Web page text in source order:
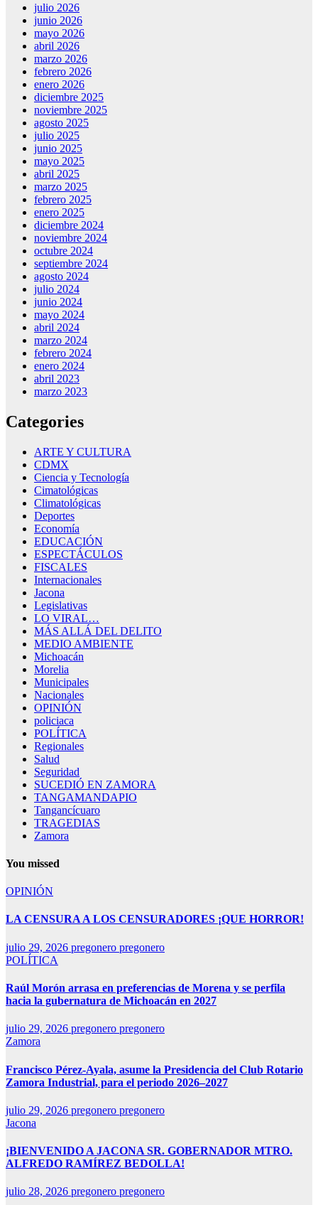
julio 2026
junio 2026
mayo 2026
abril 2026
marzo 2026
febrero 2026
enero 2026
diciembre 2025
noviembre 2025
agosto 2025
julio 2025
junio 2025
mayo 2025
abril 2025
marzo 2025
febrero 2025
enero 2025
diciembre 2024
noviembre 2024
octubre 2024
septiembre 2024
agosto 2024
julio 2024
junio 2024
mayo 2024
abril 2024
marzo 2024
febrero 2024
enero 2024
abril 2023
marzo 2023
Categories
ARTE Y CULTURA
CDMX
Ciencia y Tecnología
Cimatológicas
Climatológicas
Deportes
Economía
EDUCACIÓN
ESPECTÁCULOS
FISCALES
Internacionales
Jacona
Legislativas
LO VIRAL…
MÁS ALLÁ DEL DELITO
MEDIO AMBIENTE
Michoacán
Morelia
Municipales
Nacionales
OPINIÓN
policiaca
POLÍTICA
Regionales
Salud
Seguridad
SUCEDIÓ EN ZAMORA
TANGAMANDAPIO
Tangancícuaro
TRAGEDIAS
Zamora
You missed
OPINIÓN
LA CENSURA A LOS CENSURADORES ¡QUE HORROR!
julio 29, 2026 pregonero pregonero
POLÍTICA
Raúl Morón arrasa en preferencias de Morena y se perfila
hacia la gubernatura de Michoacán en 2027
julio 29, 2026 pregonero pregonero
Zamora
Francisco Pérez-Ayala, asume la Presidencia del Club Rotario
Zamora Industrial, para el periodo 2026–2027
julio 29, 2026 pregonero pregonero
Jacona
¡BIENVENIDO A JACONA SR. GOBERNADOR MTRO.
ALFREDO RAMÍREZ BEDOLLA!
julio 28, 2026 pregonero pregonero